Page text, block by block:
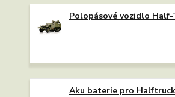
Polopásové vozidlo
Aku baterie pro